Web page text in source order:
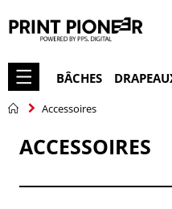
BÂCHES
Accessoires
ACCESSOIRES